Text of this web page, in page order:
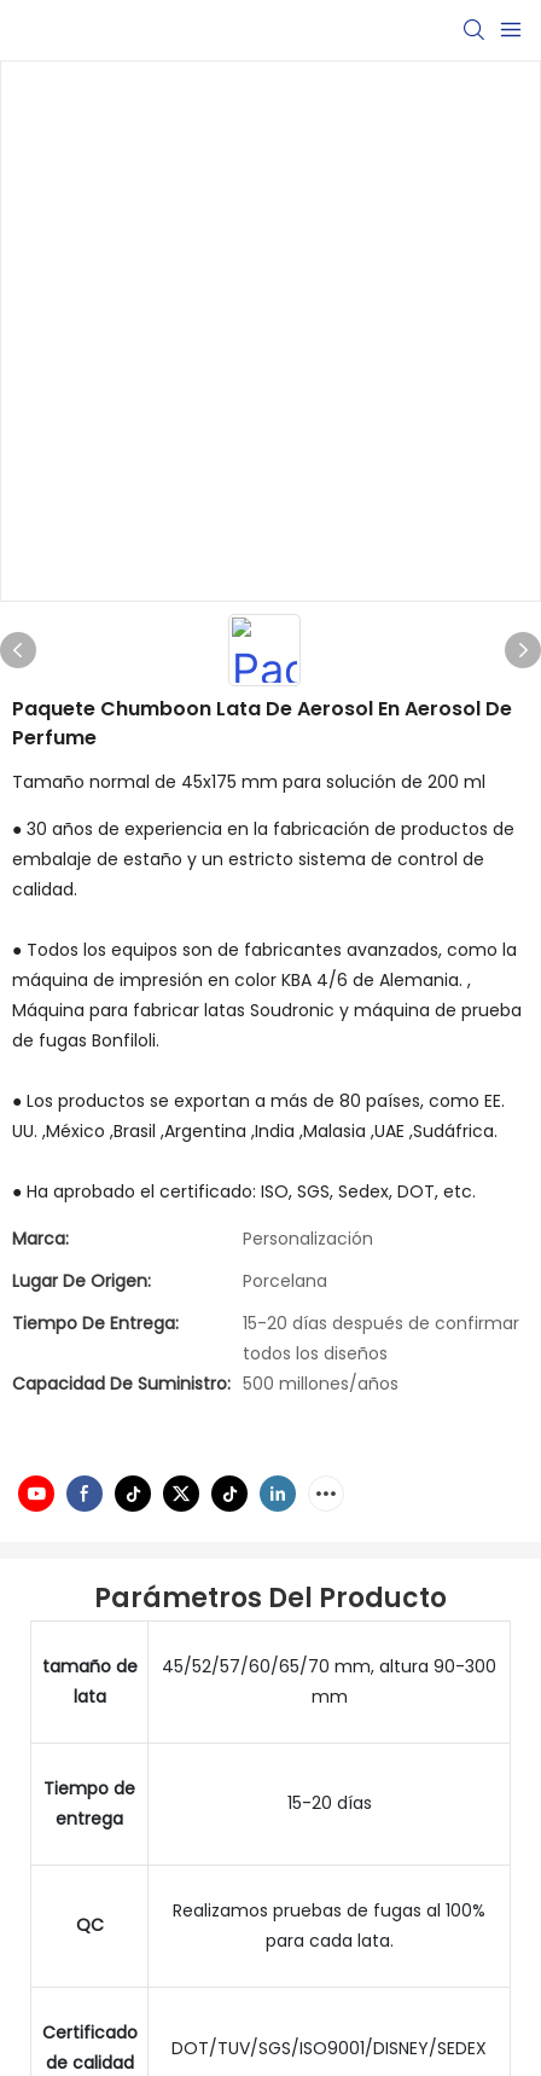
Paquete Chumboon Lata De Aerosol En Aerosol De
Perfume
Tamaño normal de 45x175 mm para solución de 200 ml
● 30 años de experiencia en la fabricación de productos de
embalaje de estaño y un estricto sistema de control de
calidad.
● Todos los equipos son de fabricantes avanzados, como la
máquina de impresión en color KBA 4/6 de Alemania. ,
Máquina para fabricar latas Soudronic y máquina de prueba
de fugas Bonfiloli.
● Los productos se exportan a más de 80 países, como EE.
UU. ,México ,Brasil ,Argentina ,India ,Malasia ,UAE ,Sudáfrica.
● Ha aprobado el certificado: ISO, SGS, Sedex, DOT, etc.
Marca:
Personalización
Lugar De Origen:
Porcelana
Tiempo De Entrega:
15-20 días después de confirmar
todos los diseños
Capacidad De Suministro: 500 millones/años
Parámetros Del Producto
tamaño de
lata
45/52/57/60/65/70 mm, altura 90-300
mm
Tiempo de
entrega
15-20 días
QC
Realizamos pruebas de fugas al 100%
para cada lata.
Certificado
de calidad
DOT/TUV/SGS/ISO9001/DISNEY/SEDEX